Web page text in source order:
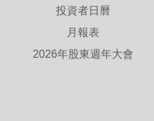
投資者日曆
月報表
2026年股東週年大會